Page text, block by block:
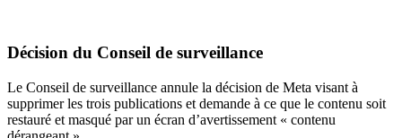
Décision du Conseil de surveillance
Le Conseil de surveillance annule la décision de Meta visant à
supprimer les trois publications et demande à ce que le contenu soit
restauré et masqué par un écran d’avertissement « contenu